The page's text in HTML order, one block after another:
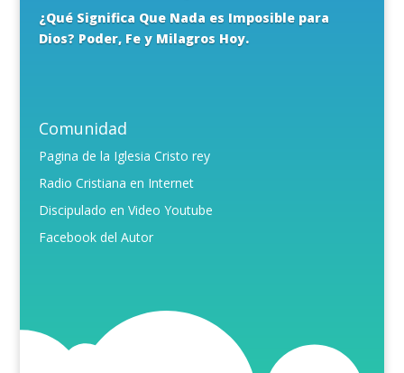
¿Qué Significa Que Nada es Imposible para
Dios? Poder, Fe y Milagros Hoy.
Comunidad
Pagina de la Iglesia Cristo rey
Radio Cristiana en Internet
Discipulado en Video Youtube
Facebook del Autor